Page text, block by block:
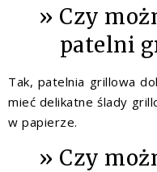
Czy
patelni
Tak, patelnia grillowa
mieć delikatne ślady
w papierze.
Czy